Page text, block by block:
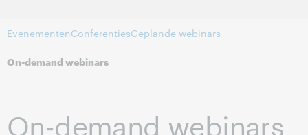
EvenementenConferentiesGeplande webinars
On-demand webinars
On-demand webinars